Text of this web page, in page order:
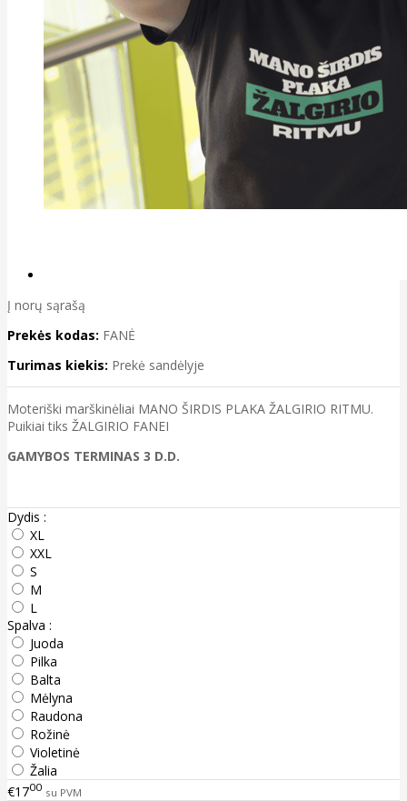
Į norų sąrašą
Prekės kodas: FANĖ
Turimas kiekis: Prekė sandėlyje
Moteriški marškinėliai MANO ŠIRDIS PLAKA ŽALGIRIO RITMU.
Puikiai tiks ŽALGIRIO FANEI
GAMYBOS TERMINAS 3 D.D.
Dydis :
XL
XXL
S
M
L
Spalva :
Juoda
Pilka
Balta
Mėlyna
Raudona
Rožinė
Violetinė
Žalia
€1700 su PVM